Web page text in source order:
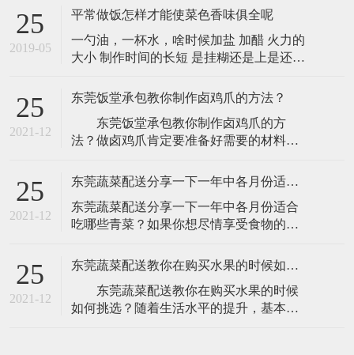
生养分改善方案校园食堂供餐作业三需
求： 一是学校食堂实行准入处理。校园食
堂有必要在处理餐饮效劳答应证后方可为
学生供餐。校园食堂建造与设备设备应当
25
2019-05
平常做饭怎样才能使菜色香味俱全呢
一勺油，一杯水，啥时候加盐 加醋 火力的
大小 制作时间的长短 是挂糊还是上是还混
员，一辈子也只有一个或几个经典的菜,学
记得追问~
25
2021-12
东莞饭堂承包教你制作卤鸡爪的方法？
​ 东莞饭堂承包教你制作卤鸡爪的方
法？做卤鸡爪肯定要准备好需要的材料，
有鸡爪，卤料的材料，姜葱这些，下面就
来后，把所有的鸡爪指甲剪了然后洗干
净，这些是要做的，外面买来的很多鸡
不方便，也不
25
2021-12
东莞蔬菜配送分享一下一年中各月份适合吃哪些青菜？
​东莞蔬菜配送分享一下一年中各月份适合
吃哪些青菜？如果你想尽情享受食物的美
问，你所享用的美食应该随不同的季节、
不同的月份而发生变化。可以借鉴一下英
国的12位营养师给出的建议，也许个别推
荐离我们较远，但是我们依然可以尝试享
25
2021-12
东莞蔬菜配送教你在购买水果的时候如何挑选？
​ 东莞蔬菜配送教你在购买水果的时候
如何挑选？随着生活水平的提升，基本上